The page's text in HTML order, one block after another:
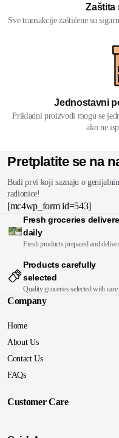
Zaštita
Sve transakcije zaštićene su
Jednostavni
Prikladni proizvodi mogu se
ako ne
Pretplatite se na
Budi prvi koji saznaju o
radionice!
[mc4wp_form id=543]
Fresh groceries
daily
Fresh products prepared and
Products carefully
selected
Quality groceries selected with care.
Company
Home
About Us
Contact Us
FAQs
Customer Care